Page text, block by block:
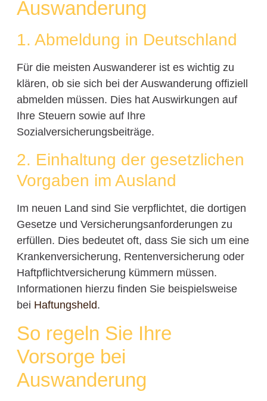
Auswanderung
1. Abmeldung in Deutschland
Für die meisten Auswanderer ist es wichtig zu
klären, ob sie sich bei der Auswanderung offiziell
abmelden müssen. Dies hat Auswirkungen auf
Ihre Steuern sowie auf Ihre
Sozialversicherungsbeiträge.
2. Einhaltung der gesetzlichen
Vorgaben im Ausland
Im neuen Land sind Sie verpflichtet, die dortigen
Gesetze und Versicherungsanforderungen zu
erfüllen. Dies bedeutet oft, dass Sie sich um eine
Krankenversicherung, Rentenversicherung oder
Haftpflichtversicherung kümmern müssen.
Informationen hierzu finden Sie beispielsweise
bei Haftungsheld.
So regeln Sie Ihre
Vorsorge bei
Auswanderung